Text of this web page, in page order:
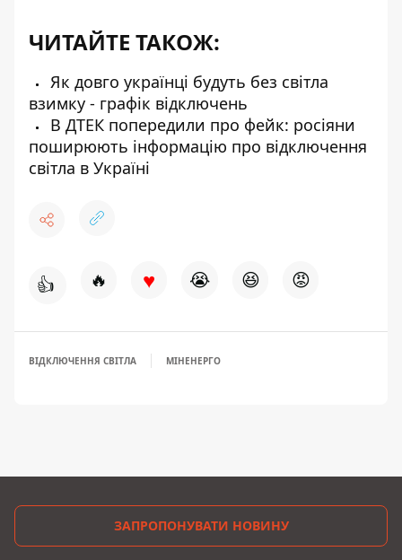
ЧИТАЙТЕ ТАКОЖ:
Як довго українці будуть без світла
взимку - графік відключень
В ДТЕК попередили про фейк: росіяни
поширюють інформацію про відключення
світла в Україні
👍 🔥 ♥ 😭 😆 😡
ВІДКЛЮЧЕННЯ СВІТЛА МІНЕНЕРГО
ЗАПРОПОНУВАТИ НОВИНУ